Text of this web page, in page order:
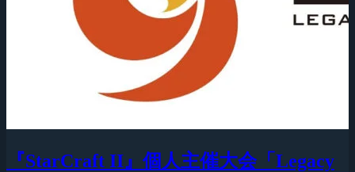
『StarCraft II』個人主催大会「Legacy